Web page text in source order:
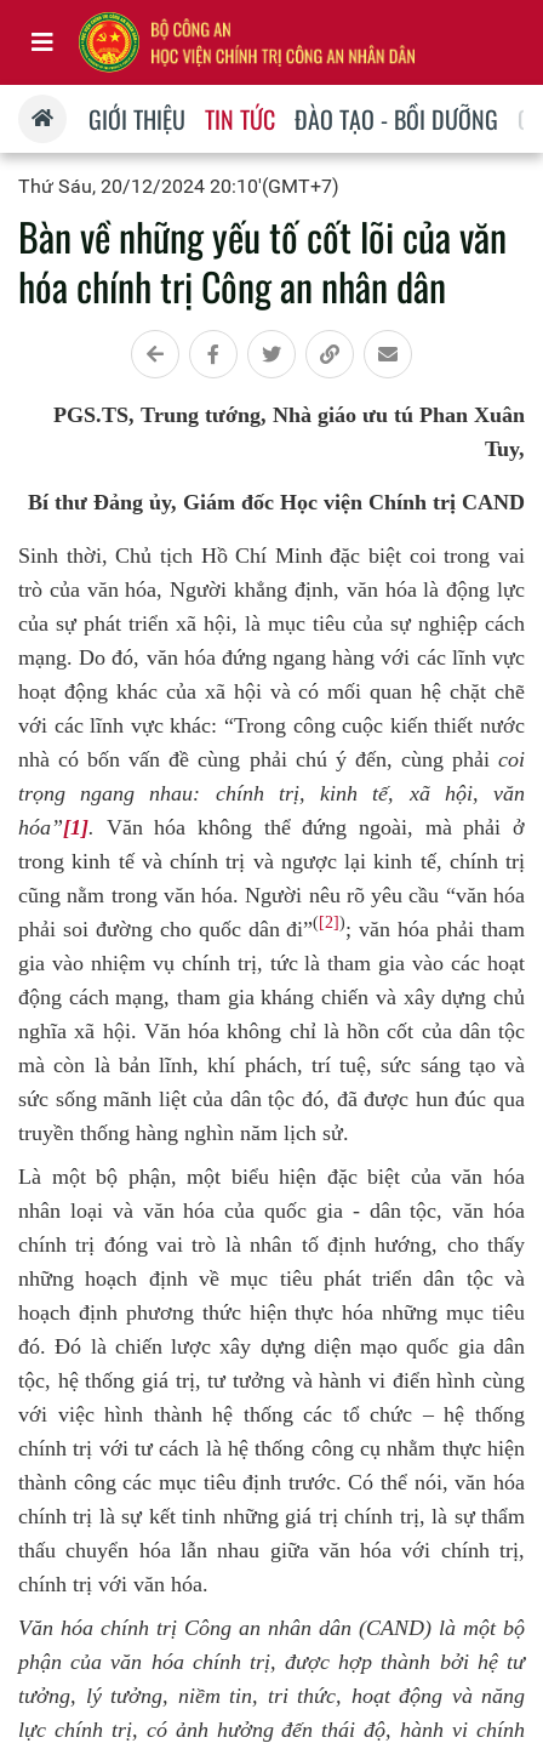
GIỚI THIỆU TIN TỨC ĐÀO TẠO - BỒI DƯỠNG
Thứ Sáu, 20/12/2024 20:10'(GMT+7)
Bàn về những yếu tố cốt lõi của văn
hóa chính trị Công an nhân dân
PGS.TS, Trung tướng, Nhà giáo ưu tú Phan Xuân
Tuy,
Bí thư Đảng ủy, Giám đốc Học viện Chính trị CAND
Sinh thời, Chủ tịch Hồ Chí Minh đặc biệt coi trong vai
trò của văn hóa, Người khẳng định, văn hóa là động lực
của sự phát triển xã hội, là mục tiêu của sự nghiệp cách
mạng. Do đó, văn hóa đứng ngang hàng với các lĩnh vực
hoạt động khác của xã hội và có mối quan hệ chặt chẽ
với các lĩnh vực khác: “Trong công cuộc kiến thiết nước
nhà có bốn vấn đề cùng phải chú ý đến, cùng phải coi
trọng ngang nhau: chính trị, kinh tế, xã hội, văn
hóa”[1]. Văn hóa không thể đứng ngoài, mà phải ở
trong kinh tế và chính trị và ngược lại kinh tế, chính trị
cũng nằm trong văn hóa. Người nêu rõ yêu cầu “văn hóa
phải soi đường cho quốc dân đi”([2]); văn hóa phải tham
gia vào nhiệm vụ chính trị, tức là tham gia vào các hoạt
động cách mạng, tham gia kháng chiến và xây dựng chủ
nghĩa xã hội. Văn hóa không chỉ là hồn cốt của dân tộc
mà còn là bản lĩnh, khí phách, trí tuệ, sức sáng tạo và
sức sống mãnh liệt của dân tộc đó, đã được hun đúc qua
truyền thống hàng nghìn năm lịch sử.
Là một bộ phận, một biểu hiện đặc biệt của văn hóa
nhân loại và văn hóa của quốc gia - dân tộc, văn hóa
chính trị đóng vai trò là nhân tố định hướng, cho thấy
những hoạch định về mục tiêu phát triển dân tộc và
hoạch định phương thức hiện thực hóa những mục tiêu
đó. Đó là chiến lược xây dựng diện mạo quốc gia dân
tộc, hệ thống giá trị, tư tưởng và hành vi điển hình cùng
với việc hình thành hệ thống các tổ chức – hệ thống
chính trị với tư cách là hệ thống công cụ nhằm thực hiện
thành công các mục tiêu định trước. Có thể nói, văn hóa
chính trị là sự kết tinh những giá trị chính trị, là sự thẩm
thấu chuyển hóa lẫn nhau giữa văn hóa với chính trị,
chính trị với văn hóa.
Văn hóa chính trị Công an nhân dân (CAND) là một bộ
phận của văn hóa chính trị, được hợp thành bởi hệ tư
tưởng, lý tưởng, niềm tin, tri thức, hoạt động và năng
lực chính trị, có ảnh hưởng đến thái độ, hành vi chính